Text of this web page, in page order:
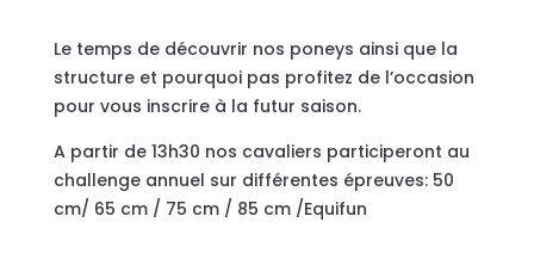
Le temps de découvrir nos poneys ainsi que la
structure et pourquoi pas profitez de l’occasion
pour vous inscrire à la futur saison.
A partir de 13h30 nos cavaliers participeront au
challenge annuel sur différentes épreuves: 50
cm/ 65 cm / 75 cm / 85 cm /Equifun